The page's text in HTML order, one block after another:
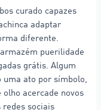
curado capazes
adaptar
diferente.
puerilidade
grátis. Algum
uma ato por símbolo,
acercade novos
redes sociais